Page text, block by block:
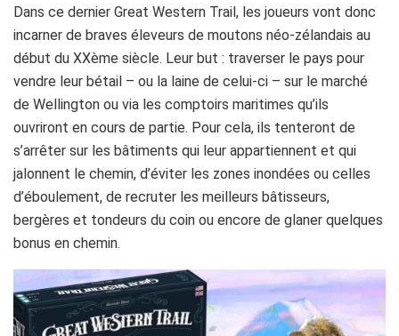
Dans ce dernier Great Western Trail, les joueurs vont donc
incarner de braves éleveurs de moutons néo-zélandais au
début du XXème siècle. Leur but : traverser le pays pour
vendre leur bétail – ou la laine de celui-ci – sur le marché
de Wellington ou via les comptoirs maritimes qu’ils
ouvriront en cours de partie. Pour cela, ils tenteront de
s’arrêter sur les bâtiments qui leur appartiennent et qui
jalonnent le chemin, d’éviter les zones inondées ou celles
d’éboulement, de recruter les meilleurs bâtisseurs,
bergères et tondeurs du coin ou encore de glaner quelques
bonus en chemin.